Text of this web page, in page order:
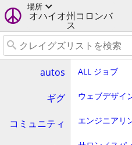
場所
オハイオ州コロンバ
ス
autos
ギグ
コミュニティ
ALL ジョブ
ウェブデザイ
エンジニアリ